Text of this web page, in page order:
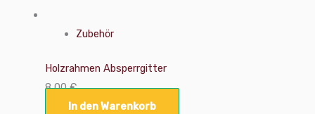
Zubehör
Holzrahmen Absperrgitter
8,00€
In den Warenkorb